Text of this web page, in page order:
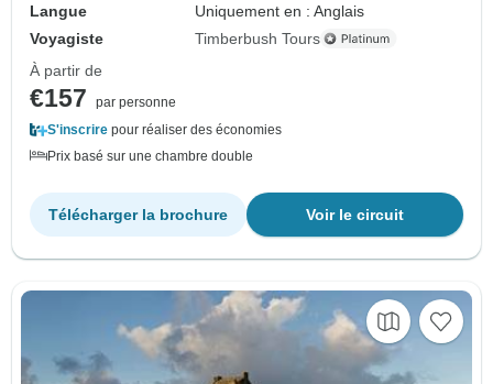
Langue
Uniquement en : Anglais
Voyagiste
Timberbush Tours
À partir de
€157
par personne
S'inscrire pour réaliser des économies
Prix basé sur une chambre double
Voir le circuit
Télécharger la brochure